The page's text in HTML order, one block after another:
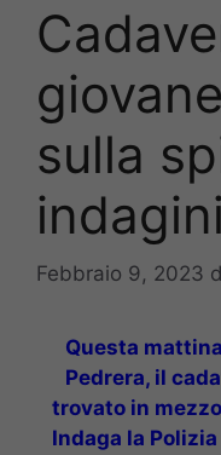
sulla
Febbraio 9, 2023
Questa
Pedrera, il
trovato in
Indaga la